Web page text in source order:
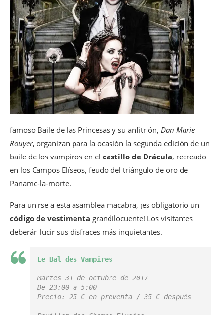
famoso Baile de las Princesas y su anfitrión, Dan Marie
Rouyer, organizan para la ocasión la segunda edición de un
baile de los vampiros en el castillo de Drácula, recreado
en los Campos Elíseos, feudo del triángulo de oro de
Paname-la-morte.
Para unirse a esta asamblea macabra, ¡es obligatorio un
código de vestimenta grandilocuente! Los visitantes
deberán lucir sus disfraces más inquietantes.
Le Bal des Vampires
Martes 31 de octubre de 2017
Precio:
25 € en preventa / 35 € después